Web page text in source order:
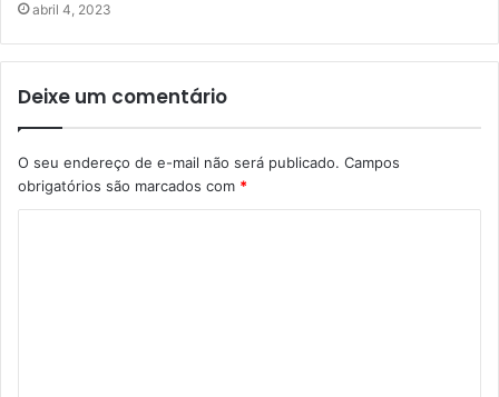
abril 4, 2023
Deixe um comentário
O seu endereço de e-mail não será publicado. Campos
obrigatórios são marcados com *